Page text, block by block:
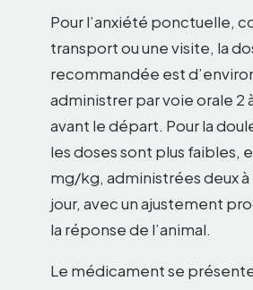
Pour l’anxiété ponctuelle,
transport ou une visite, la
recommandée est
administrer par voie orale 2
avant le départ. Pour la
les doses sont plus faibles,
mg/kg, administrées deux
jour, avec un ajustement
la réponse de l’animal.
Le médicament se